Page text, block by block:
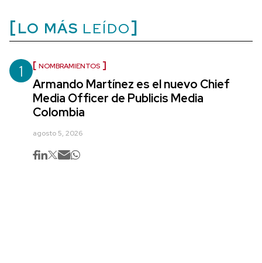
LO MÁS LEÍDO
1 NOMBRAMIENTOS
Armando Martínez es el nuevo Chief
Media Officer de Publicis Media
Colombia
agosto 5, 2026